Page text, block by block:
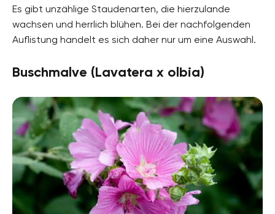
Es gibt unzählige Staudenarten, die hierzulande
wachsen und herrlich blühen. Bei der nachfolgenden
Auflistung handelt es sich daher nur um eine Auswahl.
Buschmalve (Lavatera x olbia)